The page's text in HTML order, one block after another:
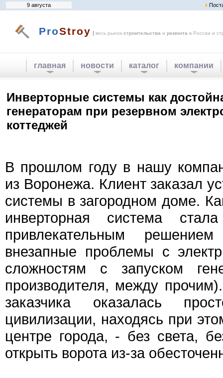
9 августа
ProStroy | весь рынок строительства и ремонта в России и
главная новости каталог компании
Инверторные системы как
генераторам при резервном
коттеджей
В прошлом году в нашу
из Воронежа. Клиент заказал
системы в загородном доме.
инверторная система
привлекательным
внезапные проблемы с
сложностям с запуском
производителя, между
заказчика оказалась
цивилизации, находясь при
центре города, - без света,
открыть ворота из-за